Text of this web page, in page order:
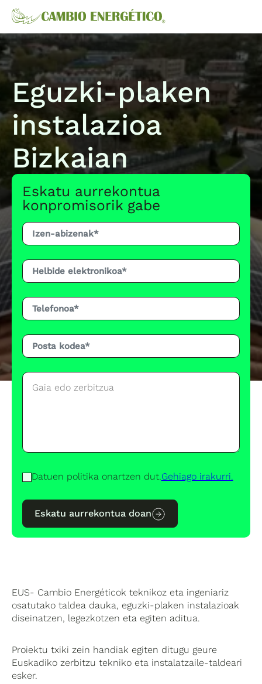
Eguzki-plaken
instalazioa
Bizkaian
Eskatu aurrekontua
konpromisorik gabe
Datuen politika onartzen dut.Gehiago irakurri.
Eskatu aurrekontua doan
EUS- Cambio Energéticok teknikoz eta ingeniariz
osatutako taldea dauka, eguzki-plaken instalazioak
diseinatzen, legezkotzen eta egiten aditua.
Proiektu txiki zein handiak egiten ditugu geure
Euskadiko zerbitzu tekniko eta instalatzaile-taldeari
esker.